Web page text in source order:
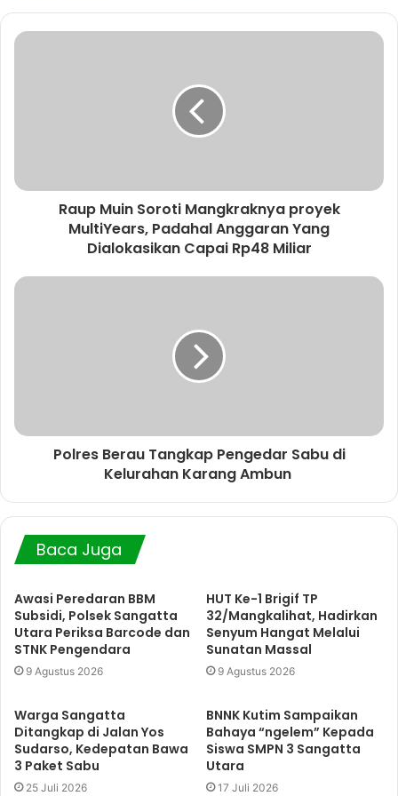
Raup Muin Soroti Mangkraknya proyek
MultiYears, Padahal Anggaran Yang
Dialokasikan Capai Rp48 Miliar
Polres Berau Tangkap Pengedar Sabu di
Kelurahan Karang Ambun
Baca Juga
Awasi Peredaran BBM
Subsidi, Polsek Sangatta
Utara Periksa Barcode dan
STNK Pengendara
9 Agustus 2026
HUT Ke-1 Brigif TP
32/Mangkalihat, Hadirkan
Senyum Hangat Melalui
Sunatan Massal
9 Agustus 2026
Warga Sangatta
Ditangkap di Jalan Yos
Sudarso, Kedepatan Bawa
3 Paket Sabu
25 Juli 2026
BNNK Kutim Sampaikan
Bahaya “ngelem” Kepada
Siswa SMPN 3 Sangatta
Utara
17 Juli 2026